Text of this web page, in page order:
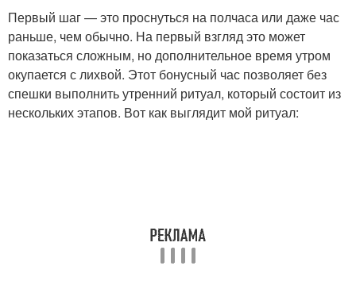
Первый шаг — это проснуться на полчаса или даже час
раньше, чем обычно. На первый взгляд это может
показаться сложным, но дополнительное время утром
окупается с лихвой. Этот бонусный час позволяет без
спешки выполнить утренний ритуал, который состоит из
нескольких этапов. Вот как выглядит мой ритуал: